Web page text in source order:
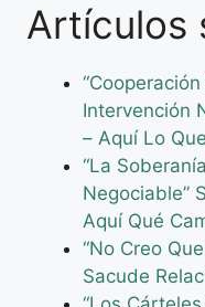
Artículos
Intervención
– Aquí Lo
“La
Negociable”
Aquí Qué
“No Creo
Sacude